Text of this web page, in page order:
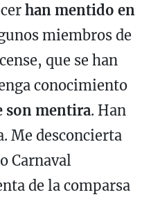
han mentido en
miembros de
que se han
conocimiento
son mentira. Han
Me desconcierta
Carnaval
de la comparsa